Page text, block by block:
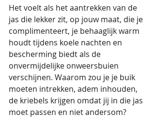
Het voelt als het aantrekken van de
jas die lekker zit, op jouw maat, die je
complimenteert, je behaaglijk warm
houdt tijdens koele nachten en
bescherming biedt als de
onvermijdelijke onweersbuien
verschijnen. Waarom zou je je buik
moeten intrekken, adem inhouden,
de kriebels krijgen omdat jij in die jas
moet passen en niet andersom?